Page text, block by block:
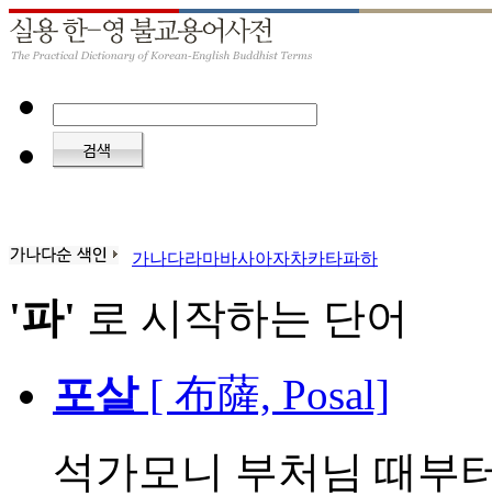
가나다라마바사아자차카타파하
'파' 로 시작하는 단어
포살[ 布薩, Posal]
석가모니 부처님 때부